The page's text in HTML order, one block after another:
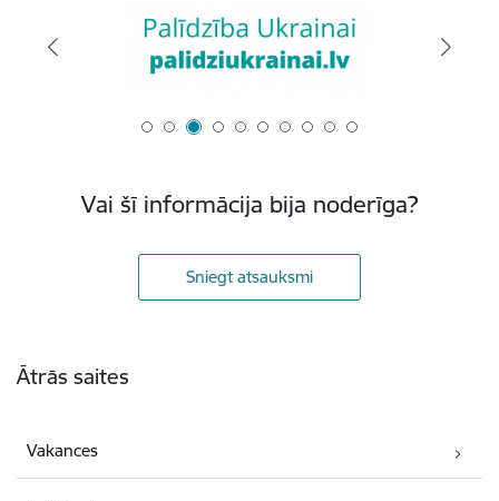
Vai šī informācija bija noderīga?
Sniegt atsauksmi
Ātrās saites
Vakances